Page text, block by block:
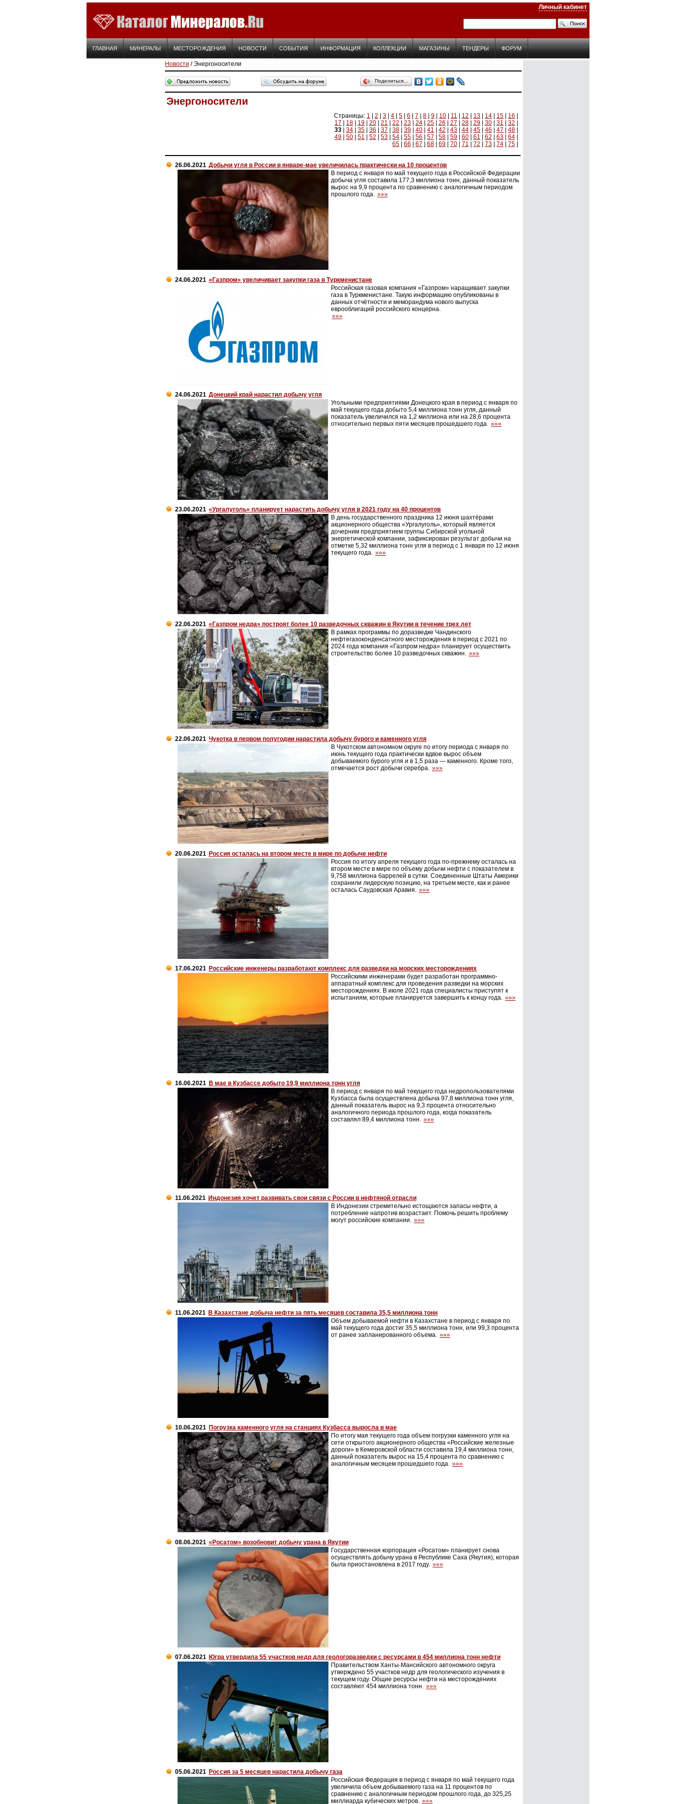
Личный кабинет
ГЛАВНАЯ МИНЕРАЛЫ МЕСТОРОЖДЕНИЯ НОВОСТИ СОБЫТИЯ ИНФОРМАЦИЯ КОЛЛЕКЦИИ МАГАЗИНЫ ТЕНДЕРЫ ФОРУМ
Новости / Энергоносители
Поделиться…
Энергоносители
Страницы: 1 2 3 4 5 6 7 8 9 10 11 12 13 14 15 16
17
18 19 20 21 22 23 24 25 26 27 28 29 30 31 32
33
34 35 36 37 38 39 40 41 42 43 44 45 46 47 48
49
50 51 52 53 54 55 56 57 58 59 60 61 62 63 64
65
66 67 68 69 70 71 72 73 74 75
26.06.2021 Добычи угля в России в январе-мае увеличилась практически на 10 процентов
В период с января по май текущего года в Российской Федерации
добыча угля составила 177,3 миллиона тонн, данный показатель
вырос на 9,9 процента по сравнению с аналогичным периодом
прошлого года. »»»
24.06.2021 «Газпром» увеличивает закупки газа в Туркменистане
Российская газовая компания «Газпром» наращивает закупки
газа в Туркменистане. Такую информацию опубликованы в
данных отчётности и меморандума нового выпуска
еврооблигаций российского концерна.
»»»
24.06.2021 Донецкий край нарастил добычу угля
Угольными предприятиями Донецкого края в период с января по
май текущего года добыто 5,4 миллиона тонн угля, данный
показатель увеличился на 1,2 миллиона или на 28,6 процента
относительно первых пяти месяцев прошедшего года. »»»
23.06.2021 «Ургалуголь» планирует нарастить добычу угля в 2021 году на 40 процентов
В день государственного праздника 12 июня шахтёрами
акционерного общества «Ургалуголь», который является
дочерним предприятием группы Сибирской угольной
энергетической компании, зафиксирован результат добычи на
отметке 5,32 миллиона тонн угля в период с 1 января по 12 июня
текущего года. »»»
22.06.2021 «Газпром недра» построят более 10 разведочных скважин в Якутии в течение трех лет
В рамках программы по доразведке Чандинского
нефтегазоконденсатного месторождения в период с 2021 по
2024 года компания «Газпром недра» планирует осуществить
строительство более 10 разведочных скважин. »»»
22.06.2021 Чукотка в первом полугодии нарастила добычу бурого и каменного угля
В Чукотском автономном округе по итогу периода с января по
июнь текущего года практически вдвое вырос объем
добываемого бурого угля и в 1,5 раза — каменного. Кроме того,
отмечается рост добычи серебра. »»»
20.06.2021 Россия осталась на втором месте в мире по добыче нефти
Россия по итогу апреля текущего года по-прежнему осталась на
втором месте в мире по объему добычи нефти с показателем в
9,758 миллиона баррелей в сутки. Соединенные Штаты Америки
сохранили лидерскую позицию, на третьем месте, как и ранее
осталась Саудовская Аравия. »»»
17.06.2021 Российские инженеры разработают комплекс для разведки на морских месторождениях
Российскими инженерами будет разработан программно-
аппаратный комплекс для проведения разведки на морских
месторождениях. В июле 2021 года специалисты приступят к
испытаниям, которые планируется завершить к концу года. »»»
16.06.2021 В мае в Кузбассе добыто 19,9 миллиона тонн угля
В период с января по май текущего года недропользователями
Кузбасса была осуществлена добыча 97,8 миллиона тонн угля,
данный показатель вырос на 9,3 процента относительно
аналогичного периода прошлого года, когда показатель
составлял 89,4 миллиона тонн. »»»
11.06.2021 Индонезия хочет развивать свои связи с России в нефтяной отрасли
В Индонезии стремительно истощаются запасы нефти, а
потребление напротив возрастает. Помочь решить проблему
могут российские компании. »»»
11.06.2021 В Казахстане добыча нефти за пять месяцев составила 35,5 миллиона тонн
Объем добываемой нефти в Казахстане в период с января по
май текущего года достиг 35,5 миллиона тонн, или 99,3 процента
от ранее запланированного объема. »»»
10.06.2021 Погрузка каменного угля на станциях Кузбасса выросла в мае
По итогу мая текущего года объем погрузки каменного угля на
сети открытого акционерного общества «Российские железные
дороги» в Кемеровской области составила 19,4 миллиона тонн,
данный показатель вырос на 15,4 процента по сравнению с
аналогичным месяцем прошедшего года. »»»
08.06.2021 «Росатом» возобновит добычу урана в Якутии
Государственная корпорация «Росатом» планирует снова
осуществлять добычу урана в Республике Саха (Якутия), которая
была приостановлена в 2017 году. »»»
07.06.2021 Югра утвердила 55 участков недр для геологоразведки с ресурсами в 454 миллиона тонн нефти
Правительством Ханты-Мансийского автономного округа
утверждено 55 участков недр для геологического изучения в
текущем году. Общие ресурсы нефти на месторождениях
составляют 454 миллиона тонн. »»»
05.06.2021 Россия за 5 месяцев нарастила добычу газа
Российская Федерация в период с января по май текущего года
увеличила объем добываемого газа на 11 процентов по
сравнению с аналогичным периодом прошлого года, до 325,25
миллиарда кубических метров. »»»